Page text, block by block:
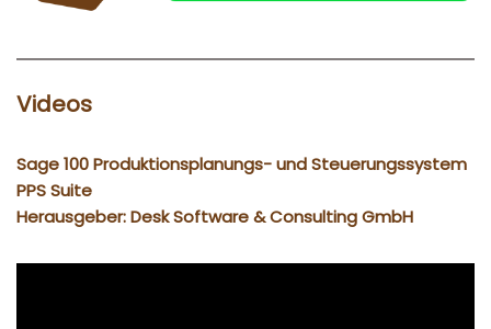
Videos
Sage 100 Produktionsplanungs- und Steuerungssystem
PPS Suite
Herausgeber: Desk Software & Consulting GmbH